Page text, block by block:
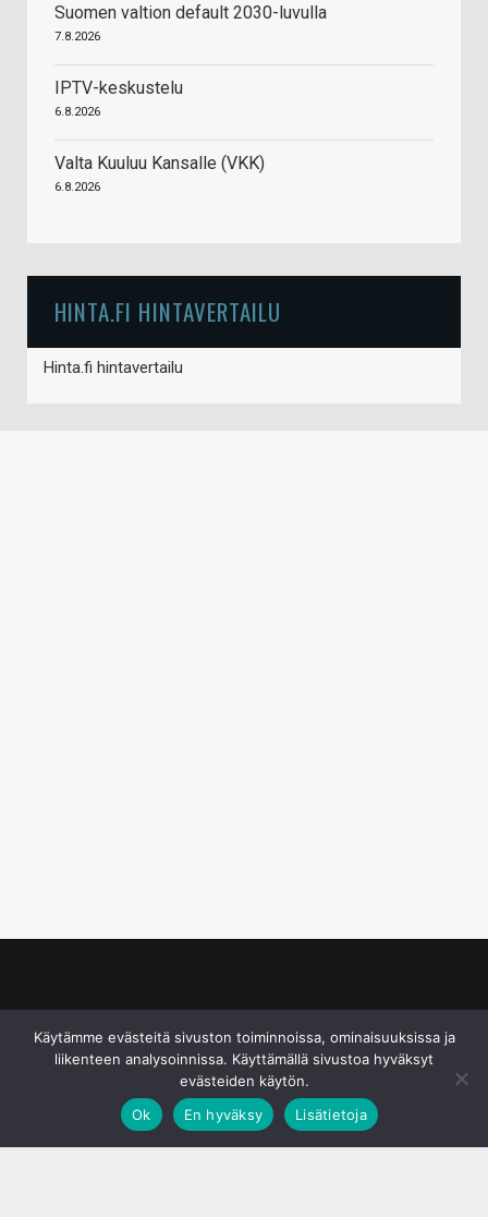
Suomen valtion default 2030-luvulla
7.8.2026
IPTV-keskustelu
6.8.2026
Valta Kuuluu Kansalle (VKK)
6.8.2026
HINTA.FI HINTAVERTAILU
Hinta.fi hintavertailu
Käytämme evästeitä sivuston toiminnoissa, ominaisuuksissa ja
liikenteen analysoinnissa. Käyttämällä sivustoa hyväksyt
evästeiden käytön.
Ok
En hyväksy Lisätietoja